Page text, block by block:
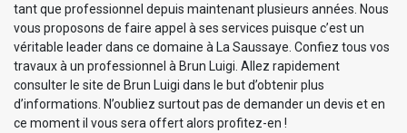
tant que professionnel depuis maintenant plusieurs années. Nous
vous proposons de faire appel à ses services puisque c’est un
véritable leader dans ce domaine à La Saussaye. Confiez tous vos
travaux à un professionnel à Brun Luigi. Allez rapidement
consulter le site de Brun Luigi dans le but d’obtenir plus
d’informations. N’oubliez surtout pas de demander un devis et en
ce moment il vous sera offert alors profitez-en !